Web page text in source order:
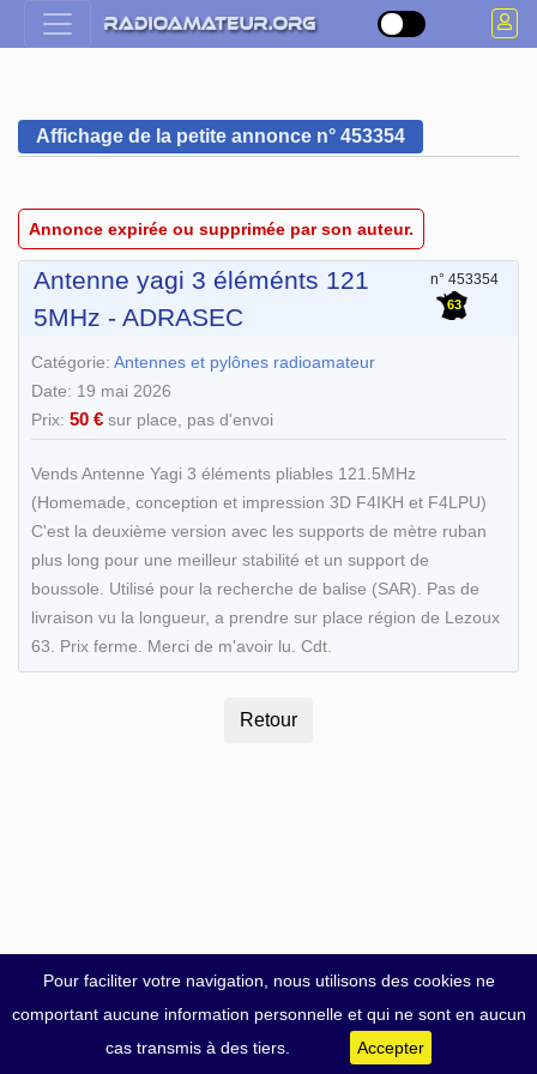
Pour faciliter votre navigation, nous utilisons des cookies ne
comportant aucune information personnelle et qui ne sont en aucun
cas transmis à des tiers.
Accepter
Affichage de la petite annonce n° 453354
Annonce expirée ou supprimée par son auteur.
Antenne yagi 3 éléménts 121
5MHz - ADRASEC
n° 453354
63
Catégorie: Antennes et pylônes radioamateur
Date: 19 mai 2026
Prix: 50 € sur place, pas d'envoi
Vends Antenne Yagi 3 éléments pliables 121.5MHz
(Homemade, conception et impression 3D F4IKH et F4LPU)
C'est la deuxième version avec les supports de mètre ruban
plus long pour une meilleur stabilité et un support de
boussole. Utilisé pour la recherche de balise (SAR). Pas de
livraison vu la longueur, a prendre sur place région de Lezoux
63. Prix ferme. Merci de m'avoir lu. Cdt.